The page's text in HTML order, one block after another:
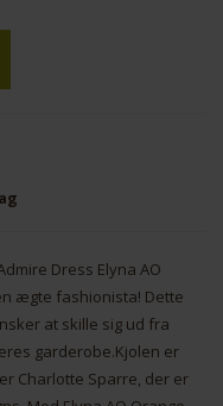
Dress Elyna AO
ægte fashionista! Dette
at skille sig ud fra
garderobe.Kjolen er
Charlotte Sparre, der er